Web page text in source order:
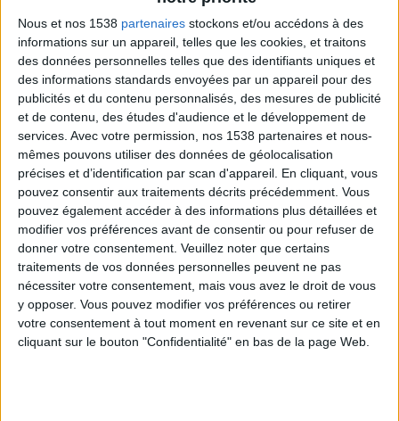
Nous et nos 1538 partenaires stockons et/ou accédons à des
informations sur un appareil, telles que les cookies, et traitons
des données personnelles telles que des identifiants uniques et
des informations standards envoyées par un appareil pour des
publicités et du contenu personnalisés, des mesures de publicité
et de contenu, des études d'audience et le développement de
services. Avec votre permission, nos 1538 partenaires et nous-
mêmes pouvons utiliser des données de géolocalisation
précises et d’identification par scan d'appareil. En cliquant, vous
pouvez consentir aux traitements décrits précédemment. Vous
pouvez également accéder à des informations plus détaillées et
modifier vos préférences avant de consentir ou pour refuser de
donner votre consentement. Veuillez noter que certains
traitements de vos données personnelles peuvent ne pas
nécessiter votre consentement, mais vous avez le droit de vous
y opposer. Vous pouvez modifier vos préférences ou retirer
votre consentement à tout moment en revenant sur ce site et en
cliquant sur le bouton "Confidentialité" en bas de la page Web.
Webinaires en direct Voir tout
Peut-on remplacer la viande par des féculents ?
Consultation diététique du 05/08/2026